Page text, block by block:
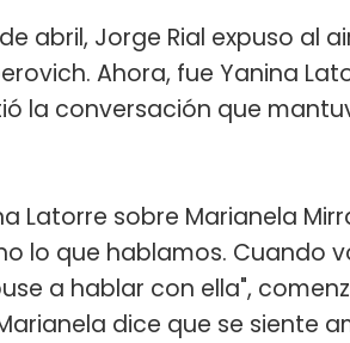
abril, Jorge Rial expuso al
Ahora, fue Yanina
la conversación que
Latorre sobre Marianela
lo que hablamos. Cuando
a hablar con ella",
dice que se siente